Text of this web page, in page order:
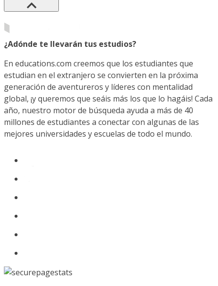
¿Adónde te llevarán tus estudios?
En educations.com creemos que los estudiantes que
estudian en el extranjero se convierten en la próxima
generación de aventureros y líderes con mentalidad
global, ¡y queremos que seáis más los que lo hagáis! Cada
año, nuestro motor de búsqueda ayuda a más de 40
millones de estudiantes a conectar con algunas de las
mejores universidades y escuelas de todo el mundo.